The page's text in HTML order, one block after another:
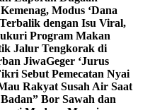
Modus ‘Dana
dengan Isu Viral,
Program Makan
Jalur Tengkorak di
JiwaGeger ‘Jurus
Sebut Pemecatan Nyai
Rakyat Susah Air Saat
Bor Sawah dan